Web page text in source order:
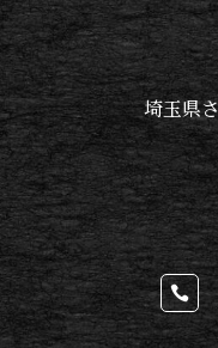
埼玉県
